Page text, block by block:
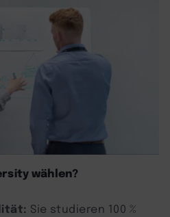
wählen?
Sie studieren 100 %